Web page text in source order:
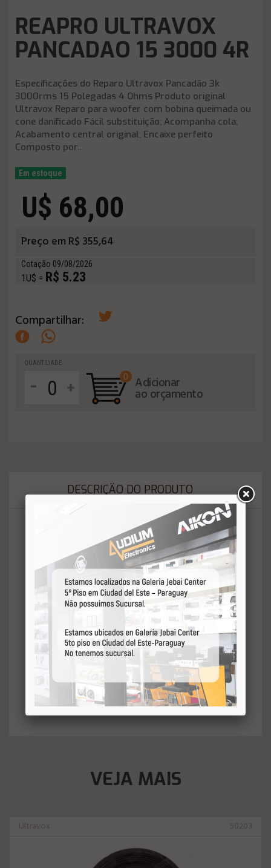
REAPRO ULTRAVOX
PANCADAO 15 3000 4R
Especificações do Reparo Ultravox Pancadão 3k
3000rms 15 Polegadas 4 Ohms Produto original
Ultravox Reparo para woofer com bobina queimada ou
cone danificado Fácil substituição; Acompanha cola;
Acabamento central original; Encaixe perfeito
Composto por...
Em estoque
U$ 68,00
Preço em R$ 355,64
Cotação 09/08/2026
1U$ = R$ 5.23
Compartilhar:
QUANTIDADE
- +
0 Adicionar
ao orçamento
DESCRIÇÄO DO PRODUTO
Especificações do Reparo
Ultravox Pancadão 3k 3000rms 15
Polegadas 4 Ohms
Produto original Ultravox
Reparo para woofer com bobina
queimada ou cone danificado
Acompanha cola;
Acabamento central original;
Encaixe perfeito
Composto por: 1 Cone com bobina, -
1 Jogo de guarnição, 1 Acabamento
central e 1 Cola.
VEJA MAIS
Ultravox 50203